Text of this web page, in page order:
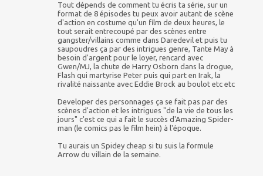
Tout dépends de comment tu écris ta série, sur un
format de 8 épisodes tu peux avoir autant de scène
d'action en costume qu'un film de deux heures, le
tout serait entrecoupé par des scènes entre
gangster/villains comme dans Daredevil et puis tu
saupoudres ça par des intrigues genre, Tante May à
besoin d'argent pour le loyer, rencard avec
Gwen/MJ, la chute de Harry Osborn dans la drogue,
Flash qui martyrise Peter puis qui part en Irak, la
rivalité naissante avec Eddie Brock au boulot etc etc
Developer des personnages ça se fait pas par des
scènes d'action et les intrigues "de la vie de tous les
jours" c'est ce qui a fait le succès d'Amazing Spider-
man (le comics pas le film hein) à l'époque.
Tu aurais un Spidey cheap si tu suis la formule
Arrow du villain de la semaine.